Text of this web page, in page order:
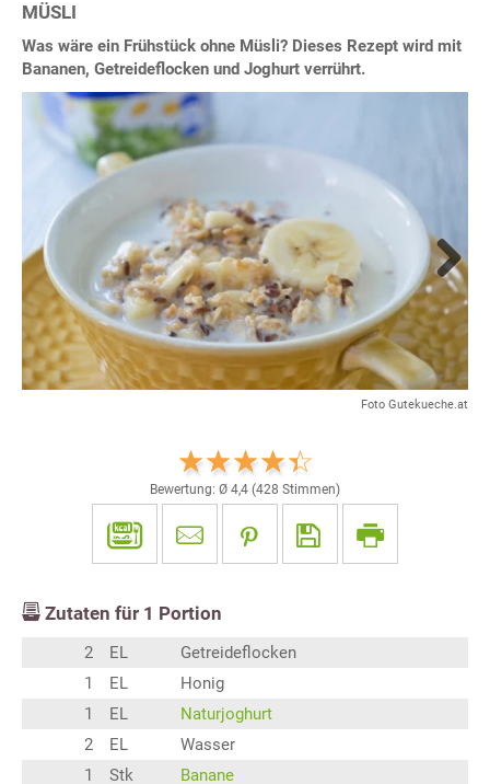
MÜSLI
Was wäre ein Frühstück ohne Müsli? Dieses Rezept wird mit
Bananen, Getreideflocken und Joghurt verrührt.
Foto Gutekueche.at
Next
Bewertung: Ø 4,4 (428 Stimmen)
Zutaten für 1 Portion
2 EL
Getreideflocken
1
EL
Honig
1
EL
Naturjoghurt
2
EL
Wasser
1
Stk
Banane